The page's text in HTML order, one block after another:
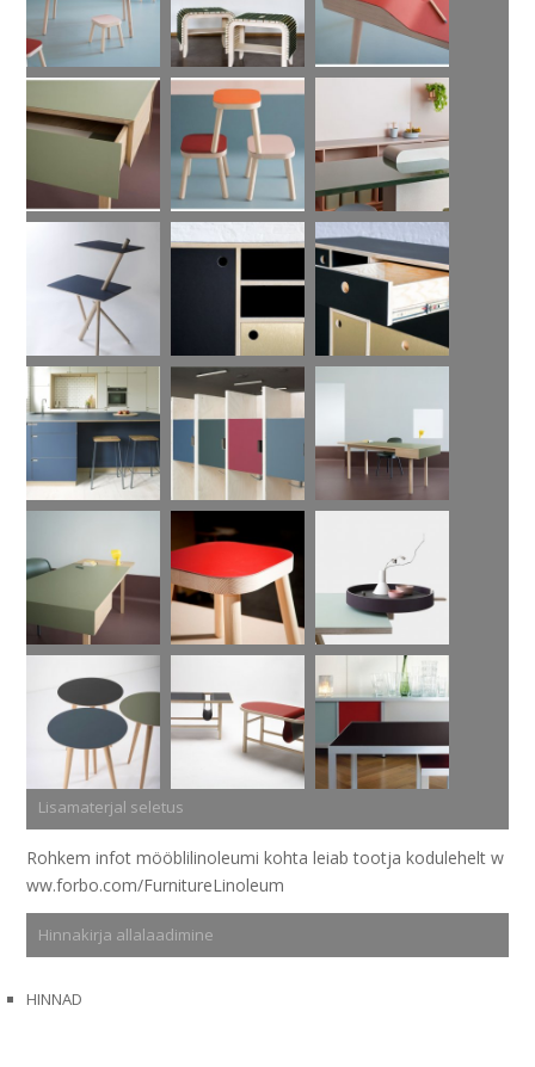
Lisamaterjal seletus
Rohkem infot mööblilinoleumi kohta leiab tootja koduleheltw
ww.forbo.com/FurnitureLinoleum
Hinnakirja allalaadimine
HINNAD